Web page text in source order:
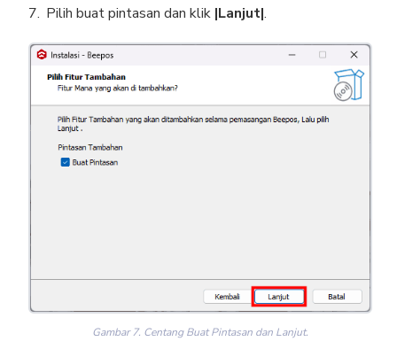
Pilih buat pintasan dan klik |Lanjut|.
Gambar 7. Centang Buat Pintasan dan Lanjut.